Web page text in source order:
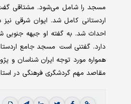
مسجد را شامل می‌شود. مشتاقی
اردستانی کامل شد. ایوان شرقی
احداث شد. به گفته او جبهه جنوبی
دارد. گفتنی است مسجد جامع
همواره مورد توجه ایران شناسان و
مقاصد مهم گردشگری فرهنگی در